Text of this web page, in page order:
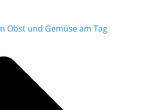
Obst und Gemüse am Tag